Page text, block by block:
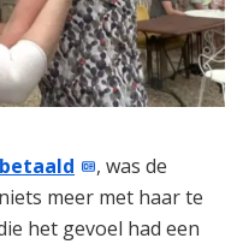
, was de
meer met haar te
het gevoel had een